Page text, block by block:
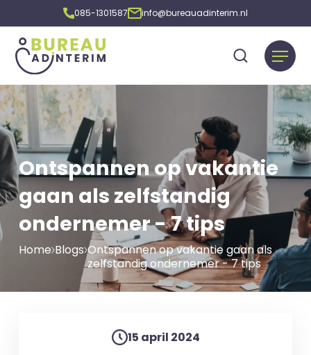
085-1301587 info@bureauadinterim.nl
Ontspannen op vakantie
gaan als zelfstandig
ondernemer - 7 tips
Home Blogs Ontspannen op vakantie gaan als
zelfstandig ondernemer - 7 tips
15 april 2024